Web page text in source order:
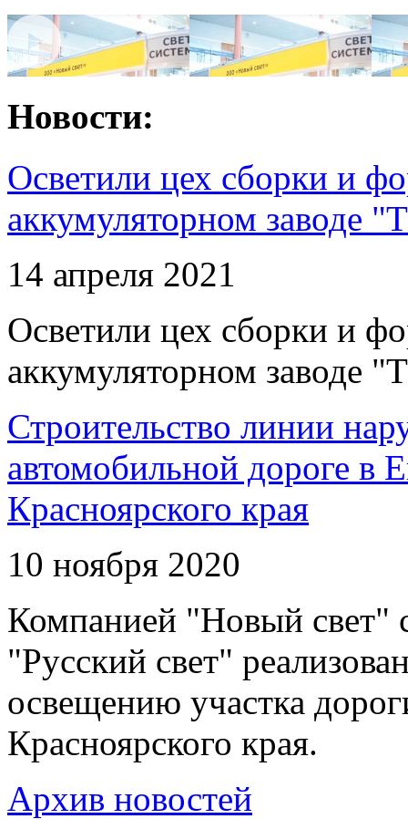
Новости:
Осветили цех сборки и
аккумуляторном заводе
14 апреля 2021
Осветили цех сборки и
аккумуляторном заводе
Строительство линии
автомобильной дороге в
Красноярского края
10 ноября 2020
Компанией "Новый свет"
"Русский свет"
освещению участка
Красноярского края.
Архив новостей